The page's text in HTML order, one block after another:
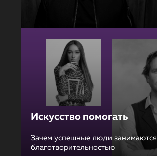
Искусство помогать
Зачем успешные люди занимаются
благотворительностью